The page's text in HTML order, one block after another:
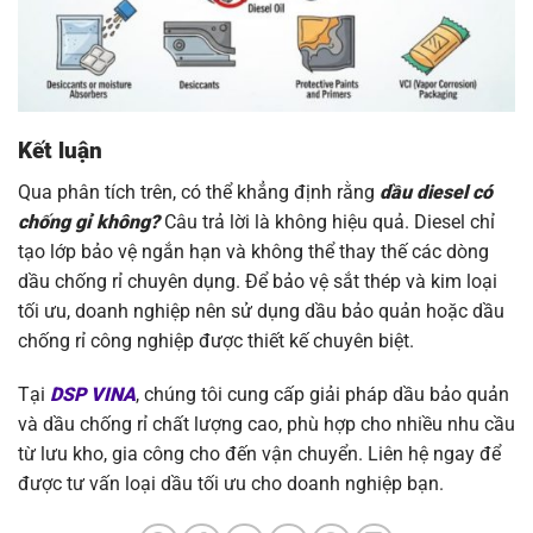
Kết luận
Qua phân tích trên, có thể khẳng định rằng dầu diesel có
chống gỉ không?Câu trả lời là không hiệu quả. Diesel chỉ
tạo lớp bảo vệ ngắn hạn và không thể thay thế các dòng
dầu chống rỉ chuyên dụng. Để bảo vệ sắt thép và kim loại
tối ưu, doanh nghiệp nên sử dụng dầu bảo quản hoặc dầu
chống rỉ công nghiệp được thiết kế chuyên biệt.
Tại DSP VINA, chúng tôi cung cấp giải pháp dầu bảo quản
và dầu chống rỉ chất lượng cao, phù hợp cho nhiều nhu cầu
từ lưu kho, gia công cho đến vận chuyển. Liên hệ ngay để
được tư vấn loại dầu tối ưu cho doanh nghiệp bạn.